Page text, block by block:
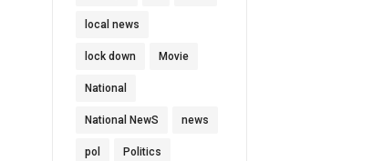
local news
lock down Movie
National
National NewS news
pol Politics